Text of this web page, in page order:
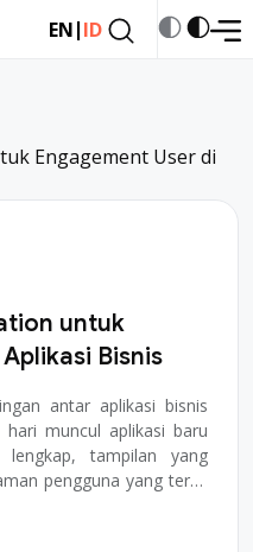
EN|ID
untuk
Bisnis
antar aplikasi bisnis
muncul aplikasi baru
tampilan yang
pengguna yang terus